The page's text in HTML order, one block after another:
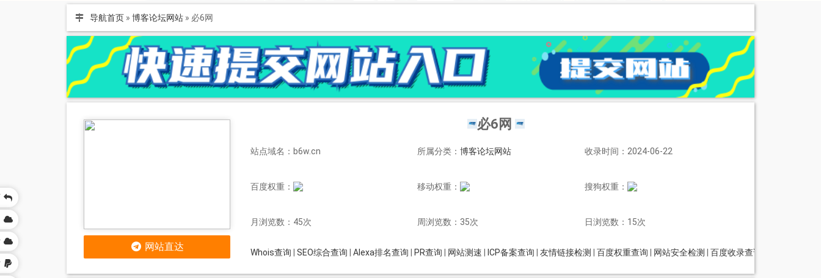
导航首页» 博客论坛网站» 必6网
必6网
站点域名：b6w.cn 所属分类：博客论坛网站 收录时间：2024-06-22
百度权重： 移动权重： 搜狗权重：
月浏览数：45次 周浏览数：35次 日浏览数：15次
Whois查询 SEO综合查询 Alexa排名查询 PR查询 网站测速 ICP备案查询 友情链接检测 百度权重查询 网站安全检测 百度收录查询
网站直达